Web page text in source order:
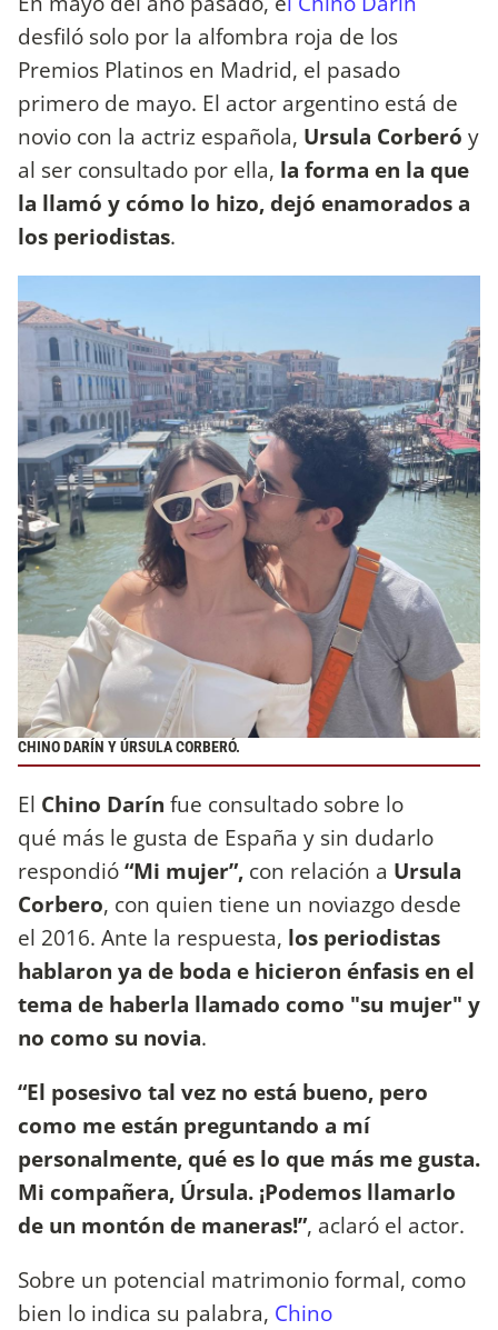
desfiló solo por la alfombra roja de los
Premios Platinos en Madrid, el pasado
primero de mayo. El actor argentino está de
novio con la actriz española, Ursula Corberó y
al ser consultado por ella, la forma en la que
la llamó y cómo lo hizo, dejó enamorados a
los periodistas.
CHINO DARÍN Y ÚRSULA CORBERÓ.
El Chino Darín fue consultado sobre lo
qué más le gusta de España y sin dudarlo
respondió“Mi mujer”, con relación a Ursula
Corbero, con quien tiene un noviazgo desde
el 2016. Ante la respuesta, los periodistas
hablaron ya de boda e hicieron énfasis en el
tema de haberla llamado como "su mujer" y
no como su novia.
“El posesivo tal vez no está bueno, pero
como me están preguntando a mí
personalmente, qué es lo que más me gusta.
Mi compañera, Úrsula. ¡Podemos llamarlo
de un montón de maneras!”, aclaró el actor.
Sobre un potencial matrimonio formal, como
bien lo indica su palabra, Chino